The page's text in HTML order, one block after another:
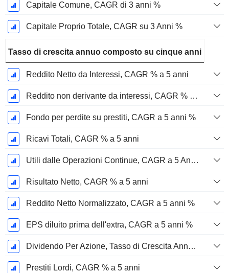
Capitale Comune, CAGR di 3 anni %
Capitale Proprio Totale, CAGR su 3 Anni %
Tasso di crescita annuo composto su cinque anni
Reddito Netto da Interessi, CAGR % a 5 anni
Reddito non derivante da interessi, CAGR % a 5 anni
Fondo per perdite su prestiti, CAGR a 5 anni %
Ricavi Totali, CAGR % a 5 anni
Utili dalle Operazioni Continue, CAGR a 5 Anni %
Risultato Netto, CAGR % a 5 anni
Reddito Netto Normalizzato, CAGR a 5 anni %
EPS diluito prima dell'extra, CAGR a 5 anni %
Dividendo Per Azione, Tasso di Crescita Annuo Composto a 5 Anni %
Prestiti Lordi, CAGR % a 5 anni